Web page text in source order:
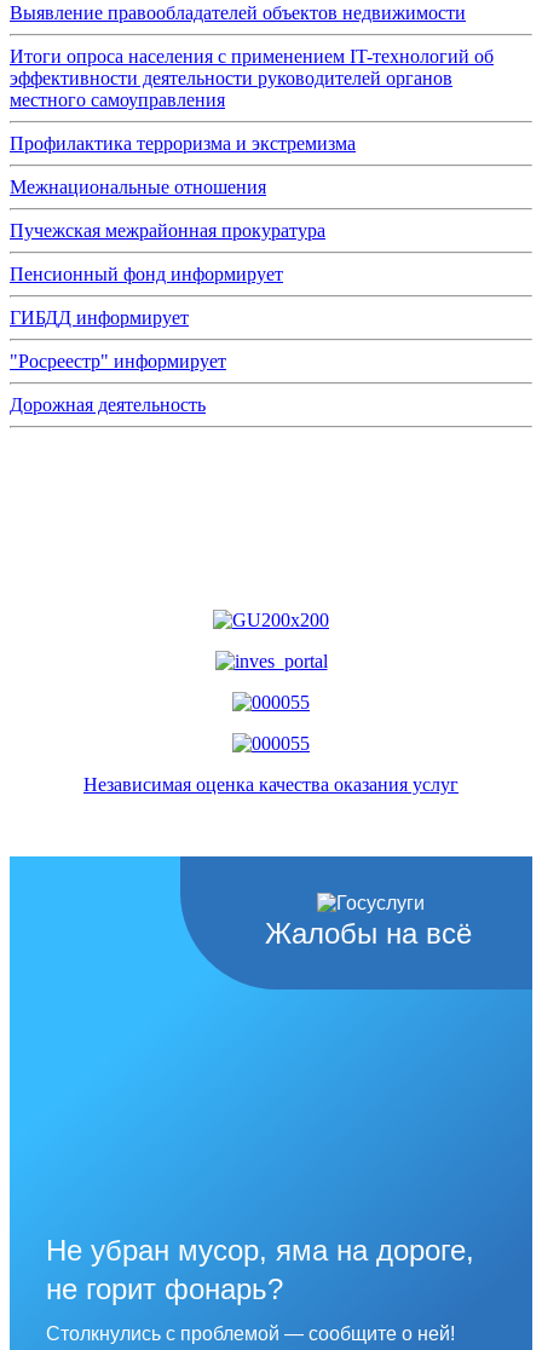
Выявление правообладателей объектов недвижимости
Итоги опроса населения с применением IT-технологий об
эффективности деятельности руководителей органов
местного самоуправления
Профилактика терроризма и экстремизма
Межнациональные отношения
Пучежская межрайонная прокуратура
Пенсионный фонд информирует
ГИБДД информирует
"Росреестр" информирует
Дорожная деятельность
Независимая оценка качества оказания услуг
Жалобы на всё
Не убран мусор, яма на дороге,
не горит фонарь?
Столкнулись с проблемой — сообщите о ней!